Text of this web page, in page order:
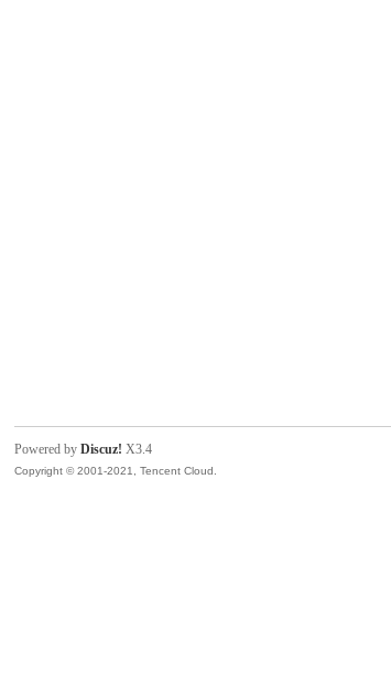
Powered byDiscuz! X3.4
Copyright © 2001-2021, Tencent Cloud.